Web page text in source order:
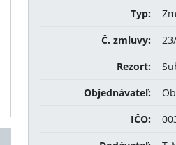
Typ:
Č. zmluvy:
Rezort:
Objednávateľ:
IČO: